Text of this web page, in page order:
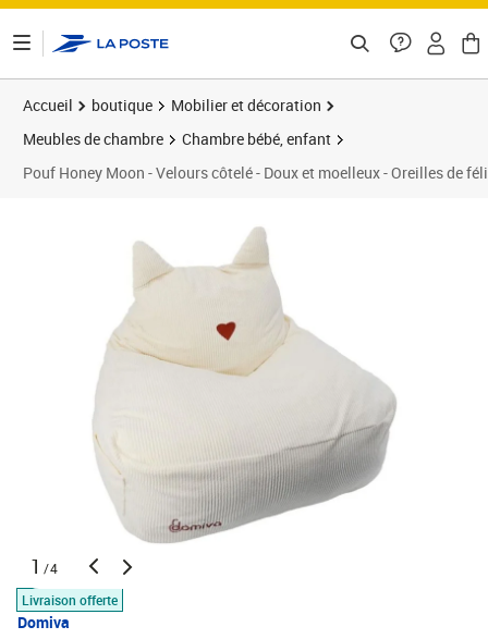
Accueil boutique
Mobilier et décoration
Meubles de chambre
Chambre bébé, enfant
Pouf Honey Moon - Velours côtelé - Doux et moelleux - Oreilles de
1 /4
Livraison offerte
Domiva